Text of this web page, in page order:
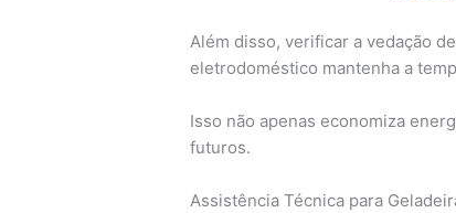
Além disso, verificar a vedação
eletrodoméstico mantenha a
Isso não apenas economiza
futuros.
Assistência Técnica para